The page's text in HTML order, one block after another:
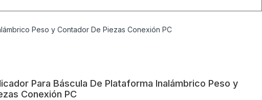
Peso y Contador De Piezas Conexión PC
Para Báscula De Plataforma Inalámbrico Peso y
Conexión PC